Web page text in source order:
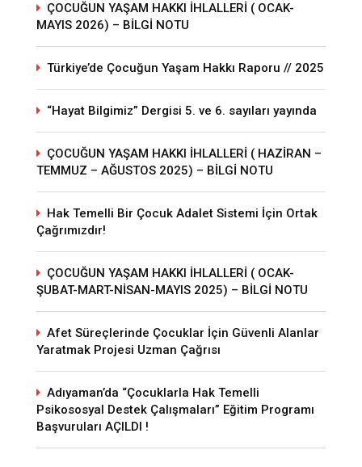
ÇOCUĞUN YAŞAM HAKKI İHLALLERİ ( OCAK-
MAYIS 2026) – BİLGİ NOTU
Türkiye’de Çocuğun Yaşam Hakkı Raporu // 2025
“Hayat Bilgimiz” Dergisi 5. ve 6. sayıları yayında
ÇOCUĞUN YAŞAM HAKKI İHLALLERİ ( HAZİRAN –
TEMMUZ – AĞUSTOS 2025) – BİLGİ NOTU
Hak Temelli Bir Çocuk Adalet Sistemi İçin Ortak
Çağrımızdır!
ÇOCUĞUN YAŞAM HAKKI İHLALLERİ ( OCAK-
ŞUBAT-MART-NİSAN-MAYIS 2025) – BİLGİ NOTU
Afet Süreçlerinde Çocuklar İçin Güvenli Alanlar
Yaratmak Projesi Uzman Çağrısı
Adıyaman’da “Çocuklarla Hak Temelli
Psikososyal Destek Çalışmaları” Eğitim Programı
Başvuruları AÇILDI !